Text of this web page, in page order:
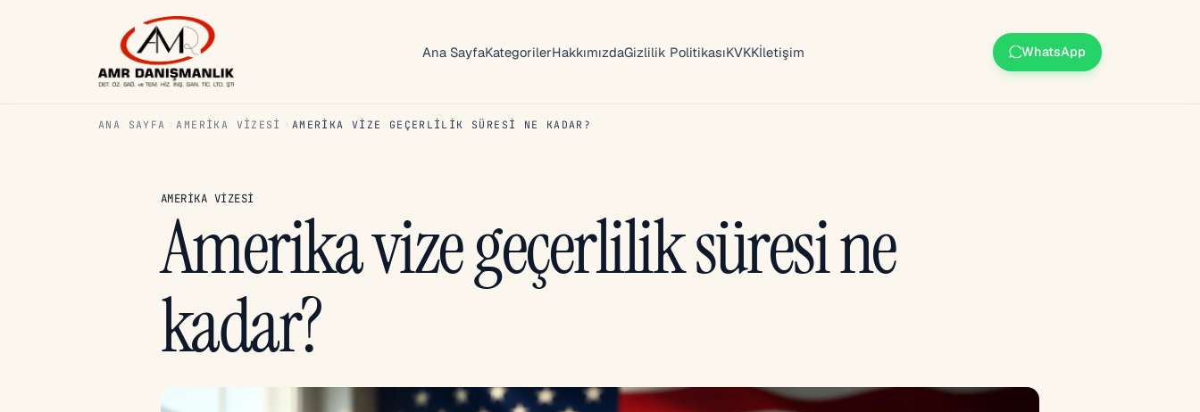
Ana SayfaKategorilerHakkımızdaGizlilik PolitikasıKVKKİletişim WhatsApp
ANA SAYFA AMERIKA VIZESI AMERIKA VIZE GEÇERLILIK SÜRESI NE KADAR?
AMERIKA VIZESI
Amerika vize geçerlilik süresi ne
kadar?